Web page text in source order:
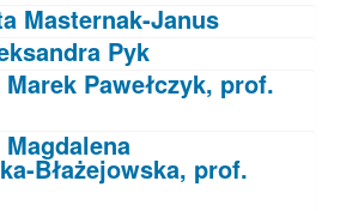
Masternak-Janus
Pyk
Pawełczyk, prof.
Błażejowska, prof.